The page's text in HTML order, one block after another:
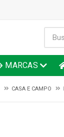
MARCAS
CASA E CAMPO